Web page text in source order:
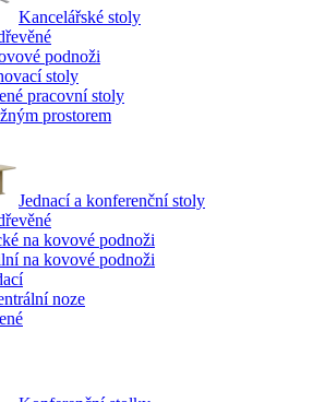
Kancelářské stoly
podnoži
stoly
pracovní stoly
prostorem
Jednací a konferenční stoly
na kovové podnoži
na kovové podnoži
noze